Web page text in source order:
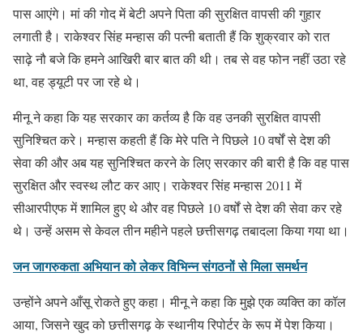
पास आएंगे। मां की गोद में बेटी अपने पिता की सुरक्षित वापसी की गुहार
लगाती है। राकेश्वर सिंह मन्हास की पत्नी बताती हैं कि शुक्रवार को रात
साढ़े नौ बजे कि हमने आखिरी बार बात की थी। तब से वह फोन नहीं उठा रहे
था, वह ड्यूटी पर जा रहे थे।
मीनू ने कहा कि यह सरकार का कर्तव्य है कि वह उनकी सुरक्षित वापसी
सुनिश्चित करे। मन्हास कहती हैं कि मेरे पति ने पिछले 10 वर्षों से देश की
सेवा की और अब यह सुनिश्चित करने के लिए सरकार की बारी है कि वह पास
सुरक्षित और स्वस्थ लौट कर आए। राकेश्वर सिंह मन्हास 2011 में
सीआरपीएफ में शामिल हुए थे और वह पिछले 10 वर्षों से देश की सेवा कर रहे
थे। उन्हें असम से केवल तीन महीने पहले छत्तीसगढ़ तबादला किया गया था।
जन जागरुकता अभियान को लेकर विभिन्न संगठनों से मिला समर्थन
उन्होंने अपने आँसू रोकते हुए कहा। मीनू ने कहा कि मुझे एक व्यक्ति का कॉल
आया, जिसने खुद को छत्तीसगढ़ के स्थानीय रिपोर्टर के रूप में पेश किया।